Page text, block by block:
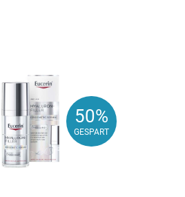
50%
GESPART
50%
GESPART